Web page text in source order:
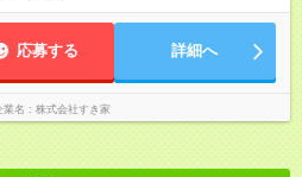
応募する 詳細へ
業名 株式会社すき家